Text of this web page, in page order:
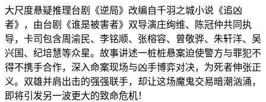
大尺度悬疑推理台剧《逆局》改编自千羽之城小说《追凶
者》，由台剧《谁是被害者》双导演庄绚维、陈冠仲共同执
导，卡司包含周渝民、李铭顺、张榕容、曾敬骅、朱轩洋、吴
兴国、纪培慧等众星。故事讲述一桩桩悬案迫使警方与罪犯不
得不携手合作，深入命案现场与凶手博弈对决，为死者伸张正
义。双雄并肩出击的强强联手，却让这场魔鬼交易暗潮汹涌，
即将引发另一波更大的致命危机！